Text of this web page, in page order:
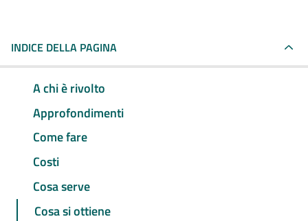
INDICE DELLA PAGINA
A chi è rivolto
Approfondimenti
Come fare
Costi
Cosa serve
Cosa si ottiene